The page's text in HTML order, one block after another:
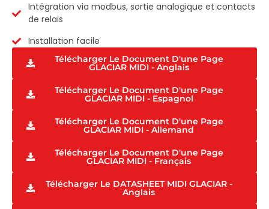
Intégration via modbus, sortie analogique et contacts
de relais
Installation facile
Télécharger Le Document D'une Page
GLACIAR MIDI - Anglais
Télécharger Le Document D'une Page
GLACIAR MIDI - Espagnol
Télécharger Le Document D'une Page
GLACIAR MIDI - Allemand
Télécharger Le Document D'une Page
GLACIAR MIDI - Français
Télécharger Le DATASHEET MIDI GLACIAR -
Anglais